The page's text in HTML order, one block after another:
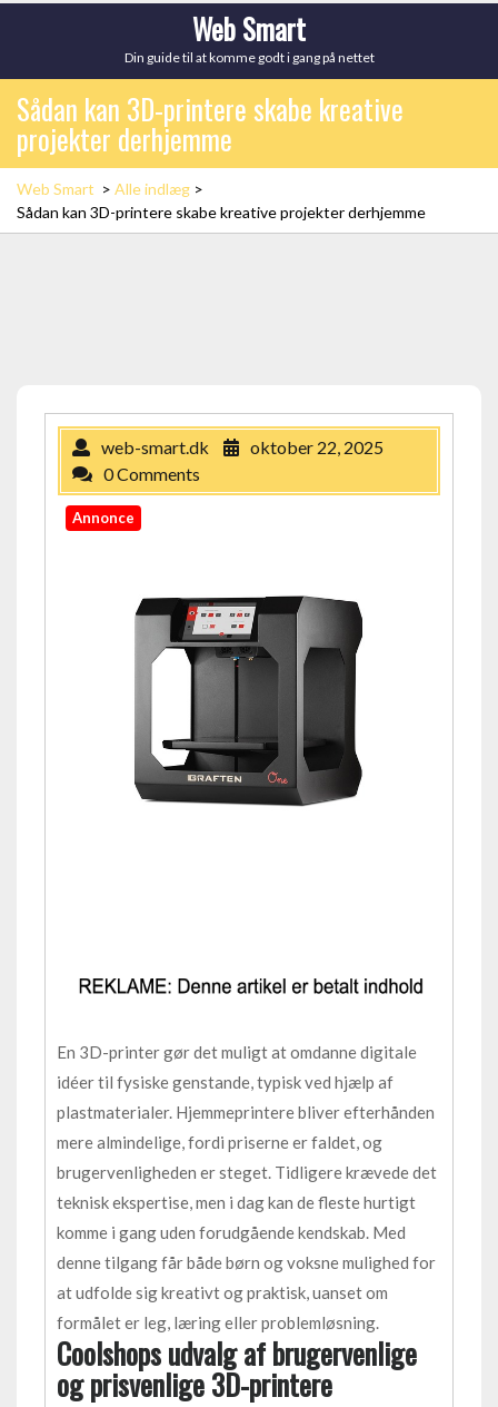
Web Smart
Din guide til at komme godt i gang på nettet
Sådan kan 3D-printere skabe kreative
projekter derhjemme
Web Smart > Alle indlæg >
Sådan kan 3D-printere skabe kreative projekter derhjemme
web-smart.dk
oktober 22, 2025
0 Comments
Annonce
En 3D-printer gør det muligt at omdanne digitale
idéer til fysiske genstande, typisk ved hjælp af
plastmaterialer. Hjemmeprintere bliver efterhånden
mere almindelige, fordi priserne er faldet, og
brugervenligheden er steget. Tidligere krævede det
teknisk ekspertise, men i dag kan de fleste hurtigt
komme i gang uden forudgående kendskab. Med
denne tilgang får både børn og voksne mulighed for
at udfolde sig kreativt og praktisk, uanset om
formålet er leg, læring eller problemløsning.
Coolshops udvalg af brugervenlige
og prisvenlige 3D-printere